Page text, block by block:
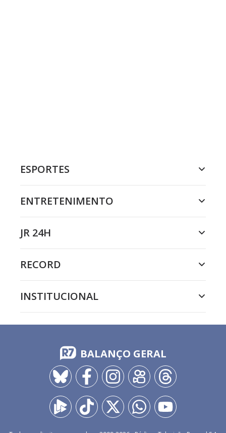
ESPORTES
ENTRETENIMENTO
JR 24H
RECORD
INSTITUCIONAL
BALANÇO GERAL